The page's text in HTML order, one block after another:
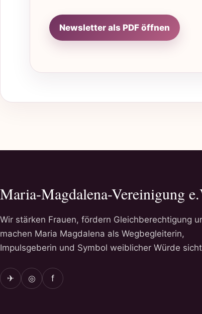
Newsletter als PDF öffnen
Maria-Magdalena-Vereinigung
Wir stärken Frauen, fördern Gleichberechtigung
machen Maria Magdalena als Wegbegleiterin,
Impulsgeberin und Symbol weiblicher Würde
✈ ◎ f